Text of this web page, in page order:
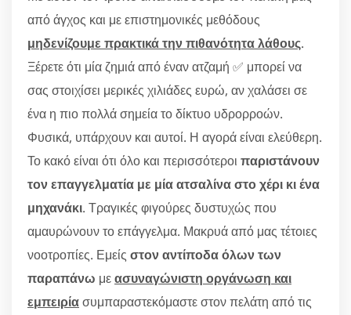
από άγχος και με επιστημονικές μεθόδους
μηδενίζουμε πρακτικά την πιθανότητα λάθους.
Ξέρετε ότι μία ζημιά από έναν ατζαμή ✅ μπορεί να
σας στοιχίσει μερικές χιλιάδες ευρώ, αν χαλάσει σε
ένα η πιο πολλά σημεία το δίκτυο υδρορροών.
Φυσικά, υπάρχουν και αυτοί. Η αγορά είναι ελεύθερη.
Το κακό είναι ότι όλο και περισσότεροι παριστάνουν
τον επαγγελματία με μία ατσαλίνα στο χέρι κι ένα
μηχανάκι. Τραγικές φιγούρες δυστυχώς που
αμαυρώνουν το επάγγελμα. Μακρυά από μας τέτοιες
νοοτροπίες. Εμείς στον αντίποδα όλων των
παραπάνω μεασυναγώνιστη οργάνωση και
εμπειρίασυμπαραστεκόμαστε στον πελάτη από τις